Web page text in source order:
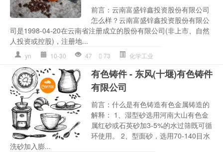
前言：云南富盛锌鑫投资股份有限公司
怎么样？云南富盛锌鑫投资股份有限公
司是1998-04-20在云南省注册成立的股份有限公司(非上市、自然
人投资或控股)，注册地...
yn 10-30 47 73 化学工业
有色铸件 - 东风(十堰)有色铸件
有限公司
前言：什么是有色铸造有色金属铸造的
解释： 1、湿型砂选用河南大山有色金
属红砂或石英砂加3-5%的水过筛既可循
环使用。 2、型面砂，选用70-140目水
洗砂加入膨...